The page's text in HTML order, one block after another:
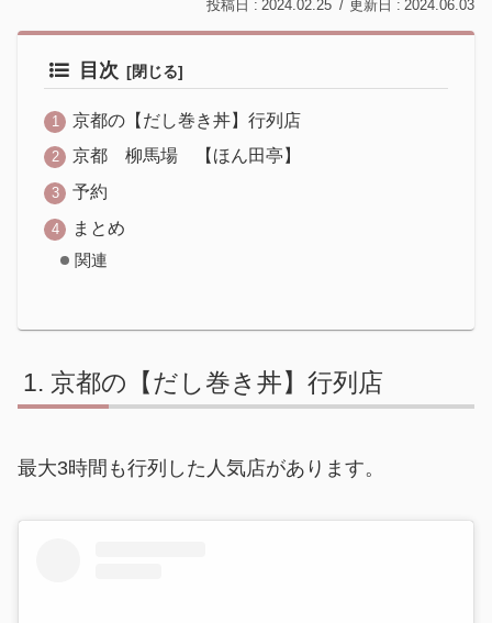
2024.02.25 2024.06.03
目次
京都の【だし巻き丼】行列店
京都 柳馬場 【ほん田亭】
予約
まとめ
関連
京都の【だし巻き丼】行列店
最大3時間も行列した人気店があります。